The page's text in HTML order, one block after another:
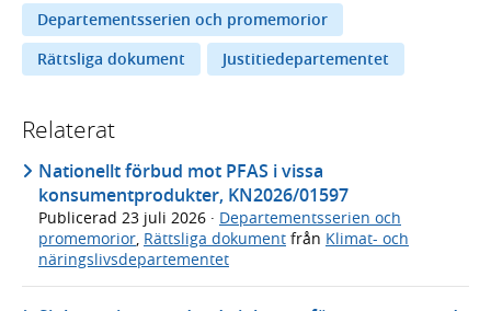
Departementsserien och promemorior
Rättsliga dokument
Justitiedepartementet
Relaterat
Nationellt förbud mot PFAS i vissa
konsumentprodukter, KN2026/01597
Publicerad 23 juli 2026 · Departementsserien och
promemorior, Rättsliga dokument från Klimat- och
näringslivsdepartementet